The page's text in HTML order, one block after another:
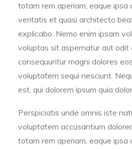
Learn More
totam rem aperiam, eaque ipsa
veritatis et quasi architecto
explicabo. Nemo enim ipsam
voluptas sit aspernatur aut odit
consequuntur magni dolores
voluptatem sequi nesciunt.
est, qui dolorem ipsum quia
Perspiciatis unde omnis iste
voluptatem accusantium
totam rem aperiam, eaque ipsa